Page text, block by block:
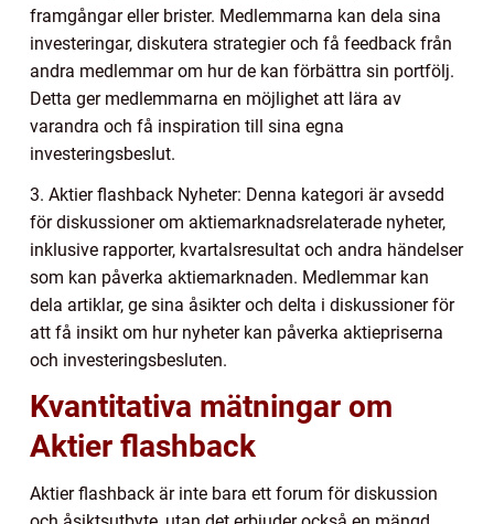
framgångar eller brister. Medlemmarna kan dela sina
investeringar, diskutera strategier och få feedback från
andra medlemmar om hur de kan förbättra sin portfölj.
Detta ger medlemmarna en möjlighet att lära av
varandra och få inspiration till sina egna
investeringsbeslut.
3. Aktier flashback Nyheter: Denna kategori är avsedd
för diskussioner om aktiemarknadsrelaterade nyheter,
inklusive rapporter, kvartalsresultat och andra händelser
som kan påverka aktiemarknaden. Medlemmar kan
dela artiklar, ge sina åsikter och delta i diskussioner för
att få insikt om hur nyheter kan påverka aktiepriserna
och investeringsbesluten.
Kvantitativa mätningar om
Aktier flashback
Aktier flashback är inte bara ett forum för diskussion